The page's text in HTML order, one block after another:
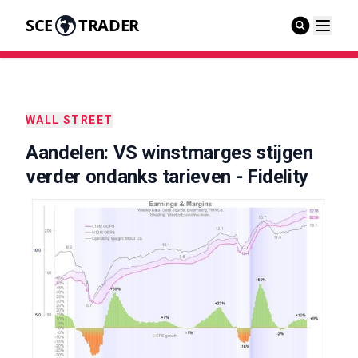
SCE TRADER
WALL STREET
Aandelen: VS winstmarges stijgen
verder ondanks tarieven - Fidelity